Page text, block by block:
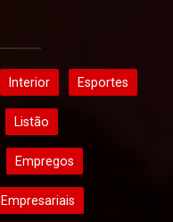
Interior Esportes
Listão
Empregos